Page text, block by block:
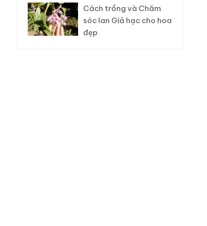
Cách trồng và Chăm
sóc lan Giả hạc cho hoa
đẹp